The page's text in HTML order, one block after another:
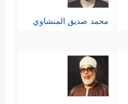
محمد صديق المنشاوي